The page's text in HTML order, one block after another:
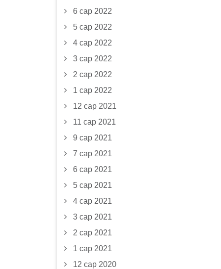
6 сар 2022
5 сар 2022
4 сар 2022
3 сар 2022
2 сар 2022
1 сар 2022
12 сар 2021
11 сар 2021
9 сар 2021
7 сар 2021
6 сар 2021
5 сар 2021
4 сар 2021
3 сар 2021
2 сар 2021
1 сар 2021
12 сар 2020